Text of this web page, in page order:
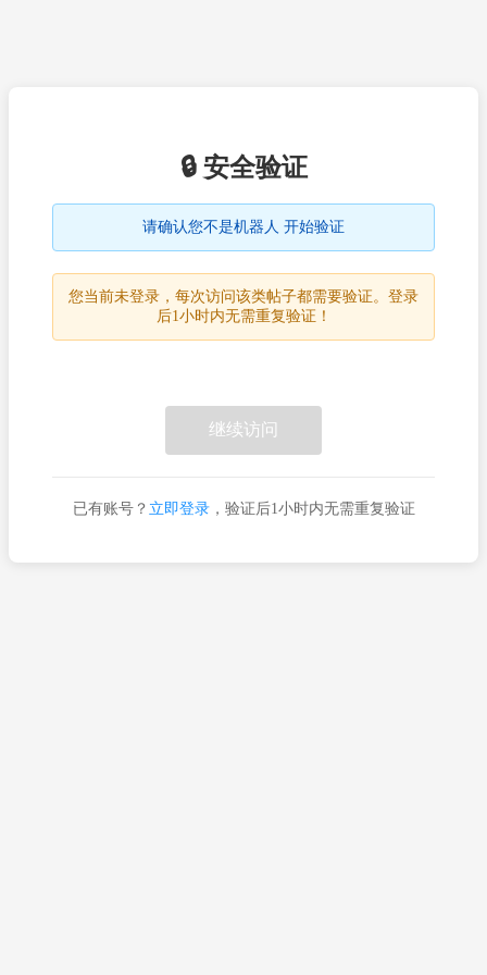
🔒 安全验证
请确认您不是机器人 开始验证
您当前未登录，每次访问该类帖子都需要验证。登录
后1小时内无需重复验证！
继续访问
已有账号？ 立即登录，验证后1小时内无需重复验证